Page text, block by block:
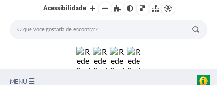
Acessibilidade
MENU